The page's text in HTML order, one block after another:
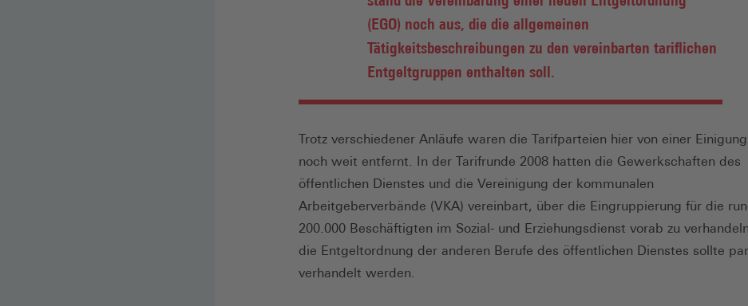
(EGO) noch aus, die die allgemeinen
Tätigkeitsbeschreibungen zu den vereinbarten tariflichen
Entgeltgruppen enthalten soll.
Trotz verschiedener Anläufe waren die Tarifparteien hier von einer Einigung
noch weit entfernt. In der Tarifrunde 2008 hatten die Gewerkschaften des
öffentlichen Dienstes und die Vereinigung der kommunalen
Arbeitgeberverbände (VKA) vereinbart, über die Eingruppierung für die
200.000 Beschäftigten im Sozial- und Erziehungsdienst vorab zu
die Entgeltordnung der anderen Berufe des öffentlichen Dienstes sollte
verhandelt werden.